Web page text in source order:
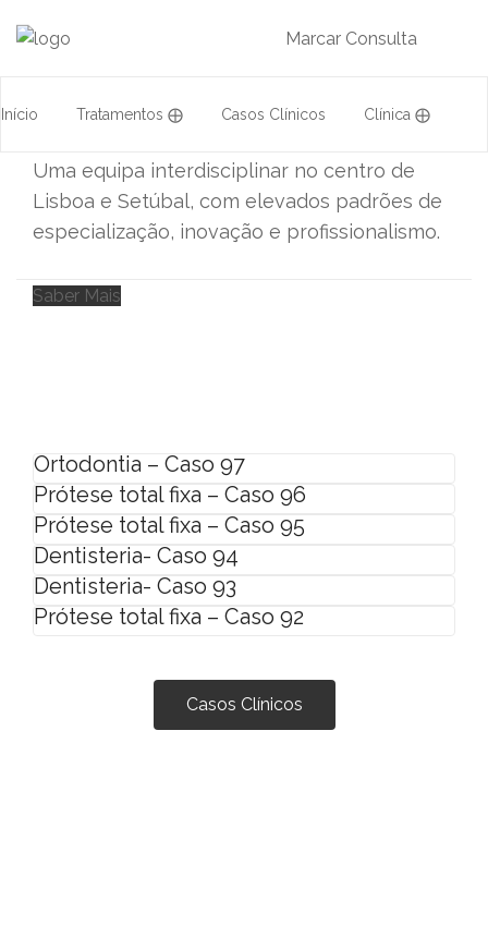
Início Tratamentos ⨁ Casos Clínicos Clínica ⨁
Equipa Formação
Marcar Consulta
Facetas
Dentárias
Uma equipa interdisciplinar no centro de
Lisboa e Setúbal, com elevados padrões de
especialização, inovação e profissionalismo.
Saber Mais
Ortodontia – Caso 97
Prótese total fixa – Caso 96
Prótese total fixa – Caso 95
Dentisteria- Caso 94
Dentisteria- Caso 93
Prótese total fixa – Caso 92
Casos Clínicos